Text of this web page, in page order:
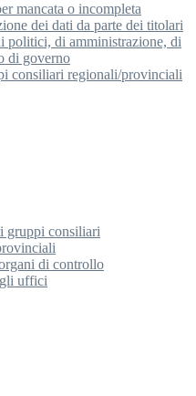
mancata o incompleta
dei dati da parte dei titolari
politici, di amministrazione, di
di governo
consiliari regionali/provinciali
gruppi consiliari
di controllo
uffici